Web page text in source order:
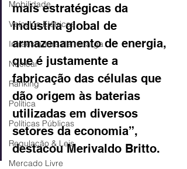
Mobilidade
Veículos Elétricos
Infraestrutura de recarga
Nuclear
Ranking
Política
Políticas Públicas
Regulação & Leis
Mercado Livre
mais estratégicas da
indústria global de
armazenamento de energia,
que é justamente a
fabricação das células que
dão origem às baterias
utilizadas em diversos
setores da economia”,
destacou Merivaldo Britto.